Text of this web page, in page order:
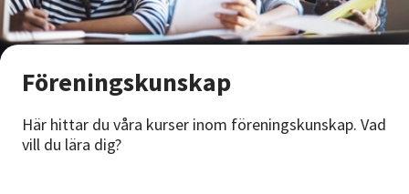
Nyheter
Lyssna
Föreningskunskap
Här hittar du våra kurser inom föreningskunskap. Vad
vill du lära dig?